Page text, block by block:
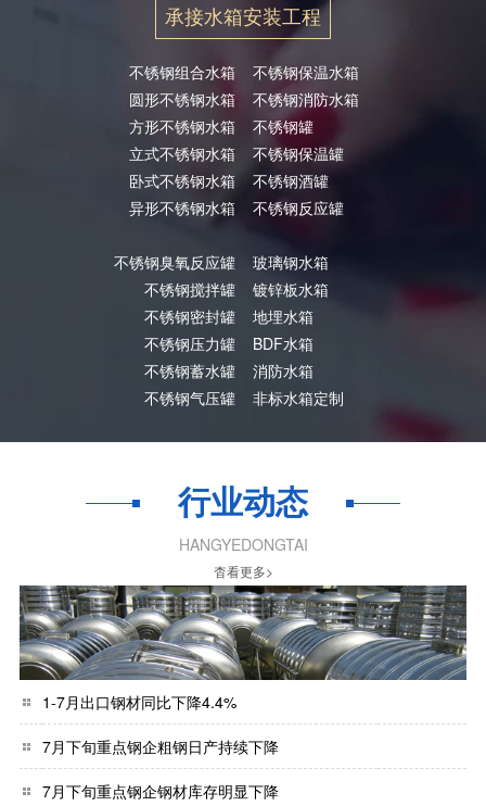
承接水箱安装工程
不锈钢组合水箱
圆形不锈钢水箱
方形不锈钢水箱
立式不锈钢水箱
卧式不锈钢水箱
异形不锈钢水箱
不锈钢臭氧反应罐
不锈钢搅拌罐
不锈钢密封罐
不锈钢压力罐
不锈钢蓄水罐
不锈钢气压罐
不锈钢保温水箱
不锈钢消防水箱
不锈钢罐
不锈钢保温罐
不锈钢酒罐
不锈钢反应罐
玻璃钢水箱
镀锌板水箱
地埋水箱
BDF水箱
消防水箱
非标水箱定制
行业动态
HANGYEDONGTAI
杳看更多>
1-7月出口钢材同比下降4.4%
7月下旬重点钢企粗钢日产持续下降
7月下旬重点钢企钢材库存明显下降